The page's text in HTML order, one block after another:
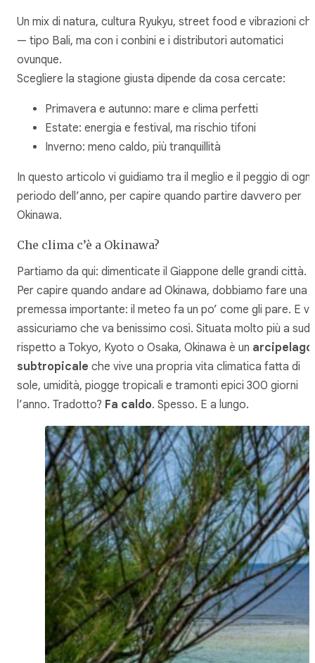
Un mix di natura, cultura Ryukyu, street food e vibrazioni
— tipo Bali, ma con i conbini e i distributori automatici
ovunque.
Scegliere la stagione giusta dipende da cosa cercate:
Primavera e autunno: mare e clima perfetti
Estate: energia e festival, ma rischio tifoni
Inverno: meno caldo, più tranquillità
In questo articolo vi guidiamo tra il meglio e il peggio di ogni
periodo dell’anno, per capire quando partire davvero per
Okinawa.
Che clima c’è a Okinawa?
Partiamo da qui: dimenticate il Giappone delle grandi città.
Per capire quando andare ad Okinawa, dobbiamo fare una
premessa importante: il meteo fa un po’ come gli pare. E vi
assicuriamo che va benissimo così. Situata molto più a sud
rispetto a Tokyo, Kyoto o Osaka, Okinawa è un arcipelago
subtropicale che vive una propria vita climatica fatta di
sole, umidità, piogge tropicali e tramonti epici 300 giorni
l’anno. Tradotto? Fa caldo. Spesso. E a lungo.